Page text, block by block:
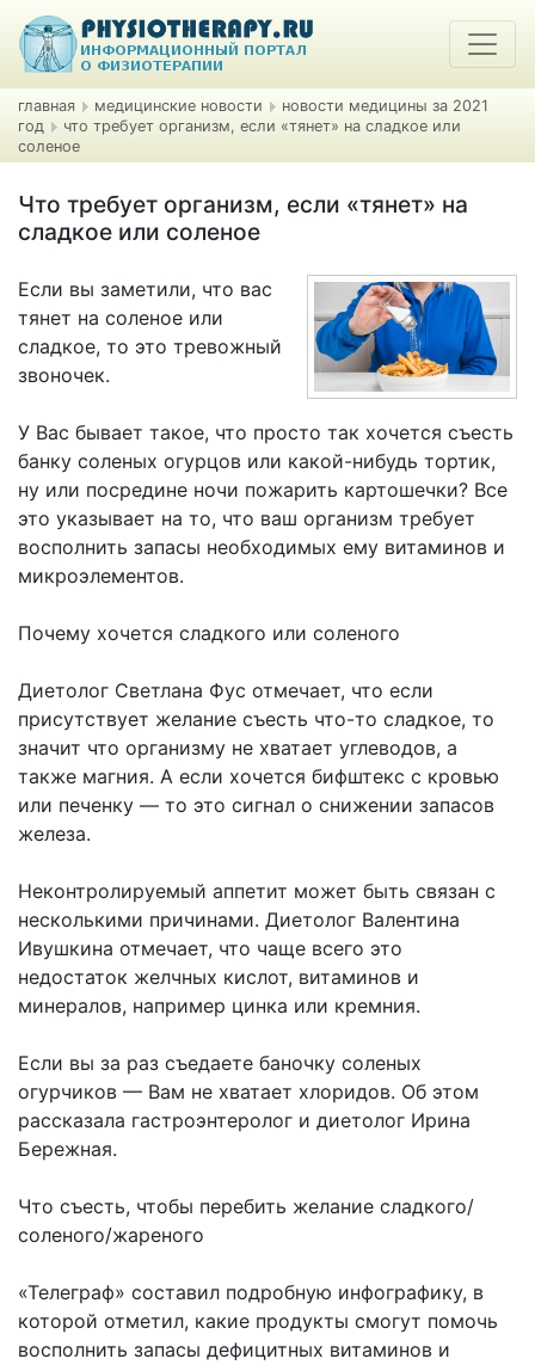
главная медицинские новости
новости медицины за 2021
год
что требует организм, если «тянет» на сладкое или
соленое
Что требует организм, если «тянет» на
сладкое или соленое
Если вы заметили, что вас
тянет на соленое или
сладкое, то это тревожный
звоночек.
У Вас бывает такое, что просто так хочется съесть
банку соленых огурцов или какой-нибудь тортик,
ну или посредине ночи пожарить картошечки? Все
это указывает на то, что ваш организм требует
восполнить запасы необходимых ему витаминов и
микроэлементов.
Почему хочется сладкого или соленого
Диетолог Светлана Фус отмечает, что если
присутствует желание съесть что-то сладкое, то
значит что организму не хватает углеводов, а
также магния. А если хочется бифштекс с кровью
или печенку — то это сигнал о снижении запасов
железа.
Неконтролируемый аппетит может быть связан с
несколькими причинами. Диетолог Валентина
Ивушкина отмечает, что чаще всего это
недостаток желчных кислот, витаминов и
минералов, например цинка или кремния.
Если вы за раз съедаете баночку соленых
огурчиков — Вам не хватает хлоридов. Об этом
рассказала гастроэнтеролог и диетолог Ирина
Бережная.
Что съесть, чтобы перебить желание сладкого/
соленого/жареного
«Телеграф» составил подробную инфографику, в
которой отметил, какие продукты смогут помочь
восполнить запасы дефицитных витаминов и